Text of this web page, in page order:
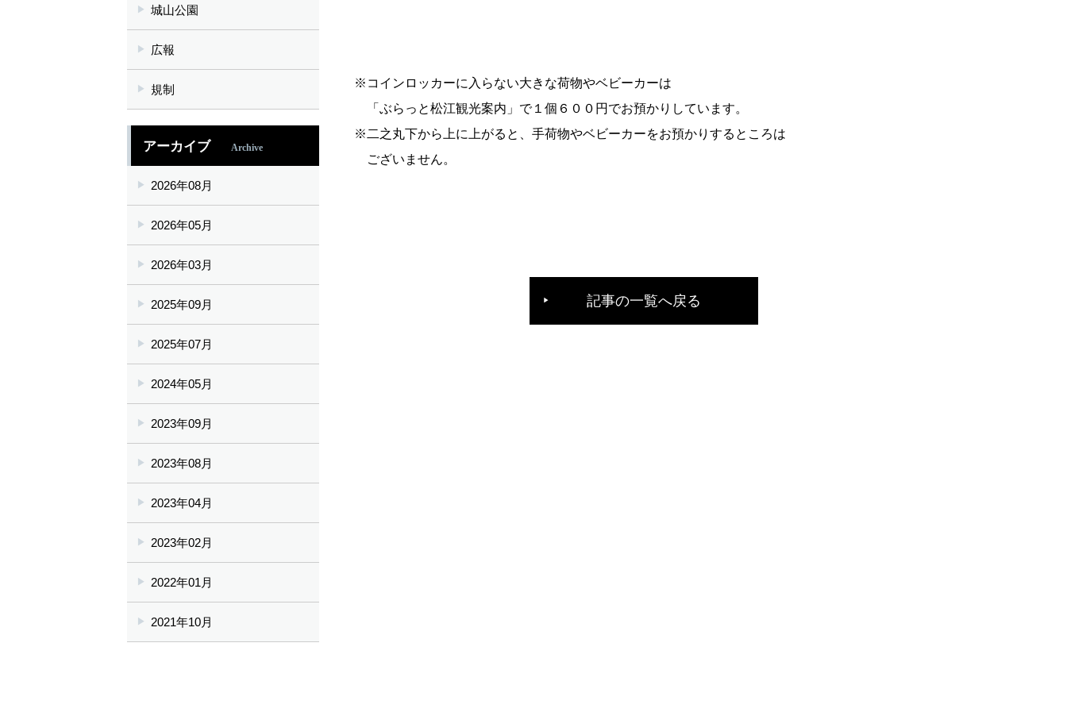
※コインロッカーに入らない大きな荷物やベビーカーは
「ぶらっと松江観光案内」で１個６００円でお預かりしています。
※二之丸下から上に上がると、手荷物やベビーカーをお預かりするところは
ございません。
記事の一覧へ戻る
城山公園
広報
規制
アーカイブ Archive
2026年08月
2026年05月
2026年03月
2025年09月
2025年07月
2024年05月
2023年09月
2023年08月
2023年04月
2023年02月
2022年01月
2021年10月